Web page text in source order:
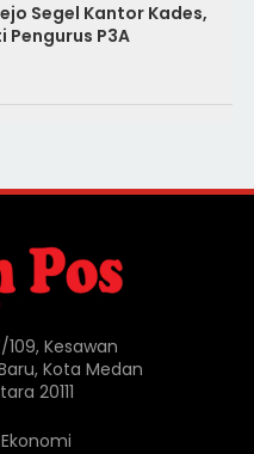
Segel Kantor Kades,
Pengurus P3A
109, Kesawan
Kota Medan
20111
Ekonomi